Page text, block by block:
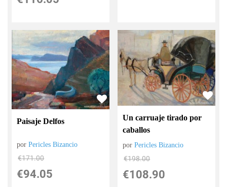
Paisaje Delfos
porPericles Bizancio
€171.00
€94.05
Un carruaje tirado por
caballos
porPericles Bizancio
€198.00
€108.90